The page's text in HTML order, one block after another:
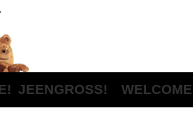
JEENGROSS! WELCOME!